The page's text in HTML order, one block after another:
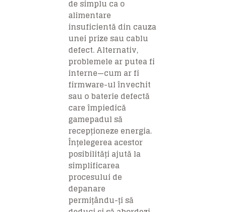
de simplu ca o
alimentare
insuficientă din cauza
unei prize sau cablu
defect. Alternativ,
problemele ar putea fi
interne—cum ar fi
firmware-ul învechit
sau o baterie defectă
care împiedică
gamepadul să
recepționeze energia.
Înțelegerea acestor
posibilități ajută la
simplificarea
procesului de
depanare
permițându-ți să